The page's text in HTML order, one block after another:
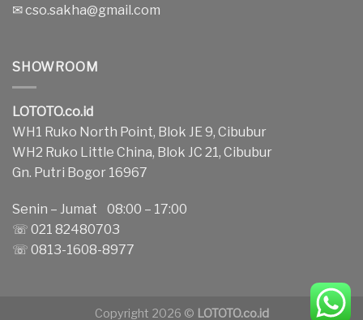
✉cso.sakha@gmail.com
SHOWROOM
LOTOTO.co.id
WH1 Ruko North Point, Blok JE 9, Cibubur
WH2 Ruko Little China, Blok JC 21, Cibubur
Gn. Putri Bogor 16967
Senin – Jumat 08:00 – 17:00
☏ 021 82480703
☏ 0813-1608-8977
Copyright 2026 © LOTOTO.co.id